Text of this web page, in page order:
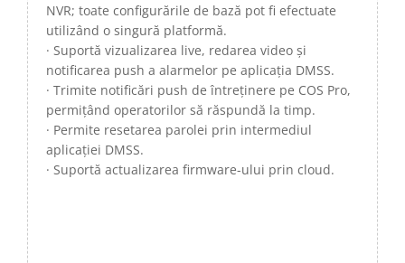
NVR; toate configurările de bază pot fi efectuate
utilizând o singură platformă.
· Suportă vizualizarea live, redarea video și
notificarea push a alarmelor pe aplicația DMSS.
· Trimite notificări push de întreținere pe COS Pro,
permițând operatorilor să răspundă la timp.
· Permite resetarea parolei prin intermediul
aplicației DMSS.
· Suportă actualizarea firmware-ului prin cloud.